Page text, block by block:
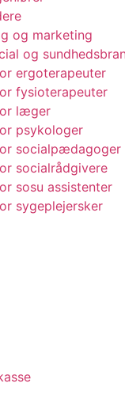
og marketing
og
ergoterapeuter
fysioterapeuter
læger
psykologer
socialpædagoger
socialrådgivere
sosu assistenter
sygeplejersker